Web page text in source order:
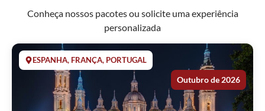
Conheça nossos pacotes ou solicite uma experiência
personalizada
ESPANHA, FRANÇA, PORTUGAL
Outubro de 2026